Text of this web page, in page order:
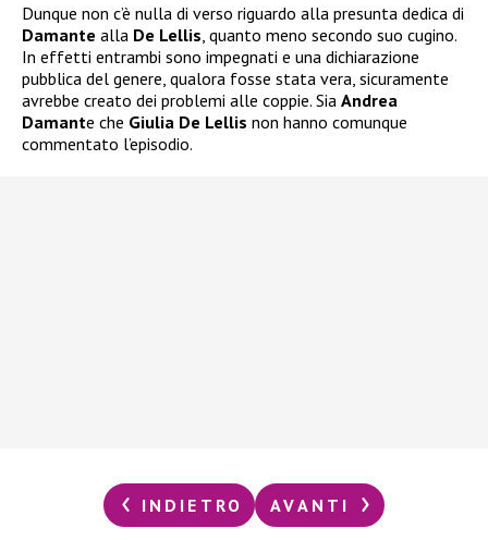
Dunque non c’è nulla di verso riguardo alla presunta dedica di
Damante alla De Lellis , quanto meno secondo suo cugino.
In effetti entrambi sono impegnati e una dichiarazione
pubblica del genere, qualora fosse stata vera, sicuramente
avrebbe creato dei problemi alle coppie. Sia Andrea
Damante che Giulia De Lellis non hanno comunque
commentato l’episodio.
INDIETRO AVANTI